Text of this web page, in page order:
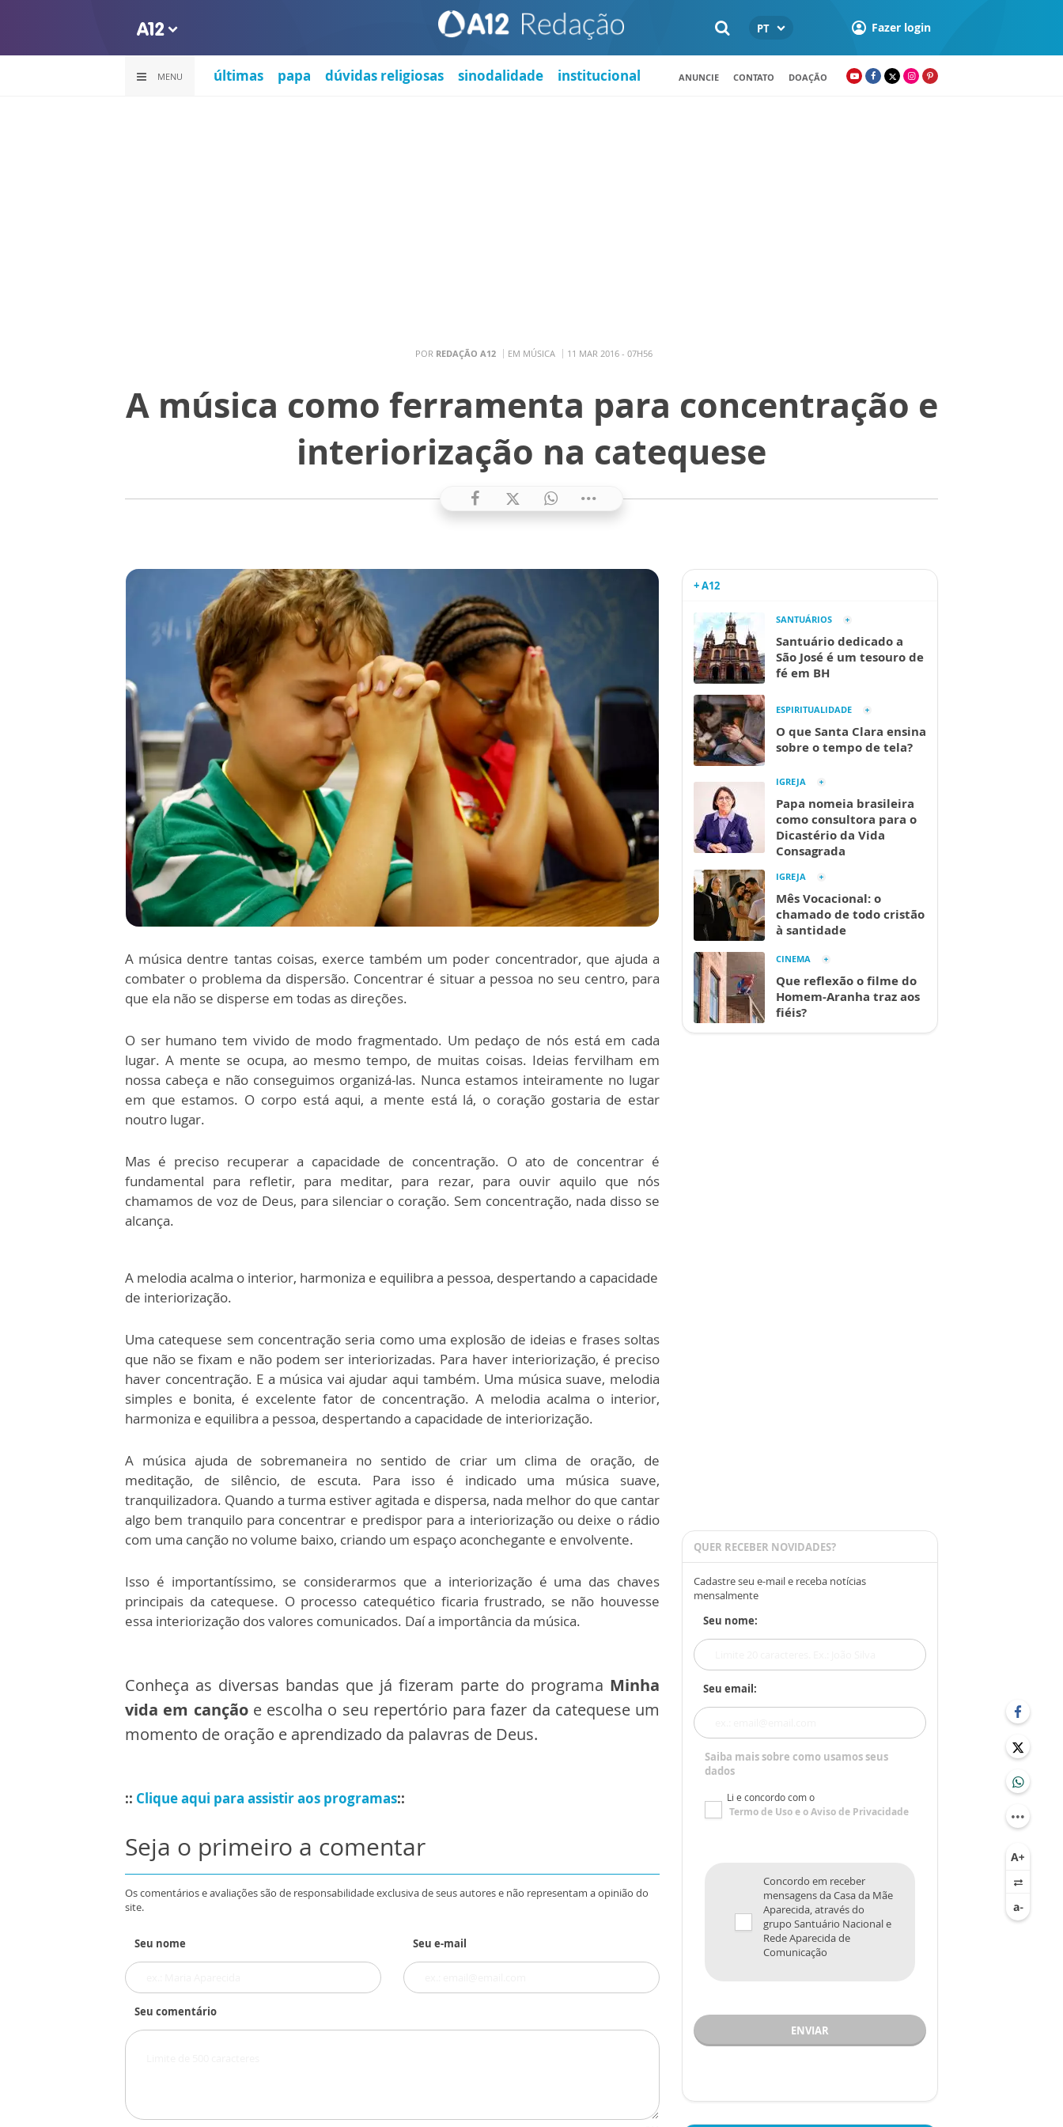
PT Fazer login
MENU últimas papa dúvidas religiosas sinodalidade institucional ANUNCIE CONTATO DOAÇÃO
POR REDAÇÃO A12 EM MÚSICA 11 MAR 2016 - 07H56
A música como ferramenta para concentração e
interiorização na catequese
A música dentre tantas coisas, exerce também um poder concentrador, que ajuda a
combater o problema da dispersão. Concentrar é situar a pessoa no seu centro, para
que ela não se disperse em todas as direções.
O ser humano tem vivido de modo fragmentado. Um pedaço de nós está em cada
lugar. A mente se ocupa, ao mesmo tempo, de muitas coisas. Ideias fervilham em
nossa cabeça e não conseguimos organizá-las. Nunca estamos inteiramente no lugar
em que estamos. O corpo está aqui, a mente está lá, o coração gostaria de estar
noutro lugar.
Mas é preciso recuperar a capacidade de concentração. O ato de concentrar é
fundamental para refletir, para meditar, para rezar, para ouvir aquilo que nós
chamamos de voz de Deus, para silenciar o coração. Sem concentração, nada disso se
alcança.
A melodia acalma o interior, harmoniza e equilibra a pessoa, despertando a capacidade
de interiorização.
Uma catequese sem concentração seria como uma explosão de ideias e frases soltas
que não se fixam e não podem ser interiorizadas. Para haver interiorização, é preciso
haver concentração. E a música vai ajudar aqui também. Uma música suave, melodia
simples e bonita, é excelente fator de concentração. A melodia acalma o interior,
harmoniza e equilibra a pessoa, despertando a capacidade de interiorização.
A música ajuda de sobremaneira no sentido de criar um clima de oração, de
meditação, de silêncio, de escuta. Para isso é indicado uma música suave,
tranquilizadora. Quando a turma estiver agitada e dispersa, nada melhor do que cantar
algo bem tranquilo para concentrar e predispor para a interiorização ou deixe o rádio
com uma canção no volume baixo, criando um espaço aconchegante e envolvente.
Isso é importantíssimo, se considerarmos que a interiorização é uma das chaves
principais da catequese. O processo catequético ficaria frustrado, se não houvesse
essa interiorização dos valores comunicados. Daí a importância da música.
Conheça as diversas bandas que já fizeram parte do programa Minha
vida em cançãoe escolha o seu repertório para fazer da catequese um
momento de oração e aprendizado da palavras de Deus.
:: Clique aqui para assistir aos programas::
Seja o primeiro a comentar
Os comentários e avaliações são de responsabilidade exclusiva de seus autores e não representam a opinião do
site.
Seu nome Seu e-mail
Seu comentário
+ A12
SANTUÁRIOS
Santuário dedicado a
São José é um tesouro de
fé em BH
ESPIRITUALIDADE
O que Santa Clara ensina
sobre o tempo de tela?
IGREJA
Papa nomeia brasileira
como consultora para o
Dicastério da Vida
Consagrada
IGREJA
Mês Vocacional: o
chamado de todo cristão
à santidade
CINEMA
Que reflexão o filme do
Homem-Aranha traz aos
fiéis?
QUER RECEBER NOVIDADES?
Cadastre seu e-mail e receba notícias
mensalmente
Seu nome:
Seu email:
Saiba mais sobre como usamos seus
dados
Li e concordo com o
Termo de Usoe oAviso de Privacidade
Concordo em receber
mensagens da Casa da Mãe
Aparecida, através do
grupo Santuário Nacional e
Rede Aparecida de
Comunicação
ENVIAR